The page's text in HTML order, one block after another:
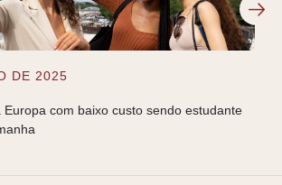
DE 2025
Europa com baixo custo sendo estudante